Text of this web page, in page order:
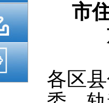
市
各区